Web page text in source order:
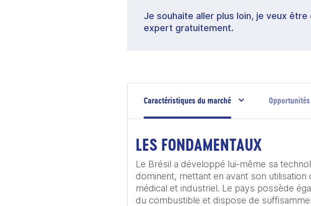
Je souhaite aller plus loin, je veux
expert gratuitement.
Caractéristiques du marché
LES FONDAMENTAUX
Le Brésil a développé lui-même sa
dominent, mettant en avant son
médical et industriel. Le pays possède
du combustible et dispose de